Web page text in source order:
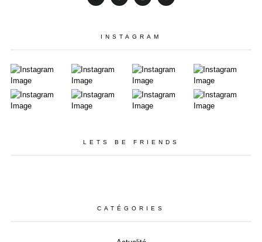
INSTAGRAM
LETS BE FRIENDS
CATÉGORIES